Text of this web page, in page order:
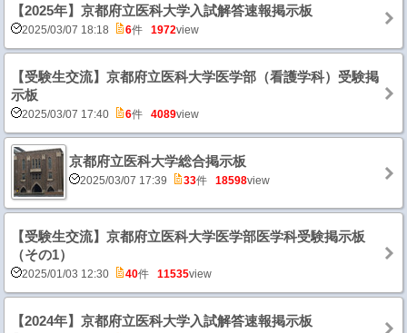
【2025年】京都府立医科大学入試解答速報掲示板
2025/03/07 18:18 6件 1972view
【受験生交流】京都府立医科大学医学部（看護学科）受験掲
示板
2025/03/07 17:40 6件 4089view
京都府立医科大学総合掲示板
2025/03/07 17:39 33件 18598view
【受験生交流】京都府立医科大学医学部医学科受験掲示板
（その1）
2025/01/03 12:30 40件 11535view
【2024年】京都府立医科大学入試解答速報掲示板